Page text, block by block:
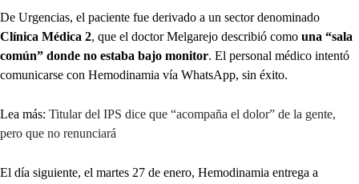
De Urgencias, el paciente fue derivado a un sector denominado
Clínica Médica 2, que el doctor Melgarejo describió como una “sala
común” donde no estaba bajo monitor. El personal médico intentó
comunicarse con Hemodinamia vía WhatsApp, sin éxito.
Lea más: Titular del IPS dice que “acompaña el dolor” de la gente,
pero que no renunciará
El día siguiente, el martes 27 de enero, Hemodinamia entrega a